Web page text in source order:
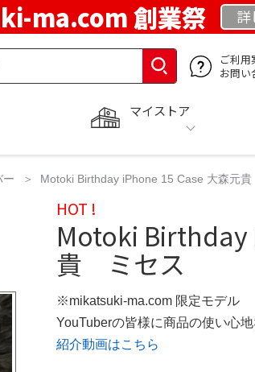
ma.com 創業祭 詳
ご利用
お問い
マイストア
ー Motoki Birthday iPhone 15 Case 大森元
HOT !
Motoki Birthday
貴 ミセス
※mikatsuki-ma.com 限定モデル
YouTuberの皆様に商品の使い心
紹介動画はこちら